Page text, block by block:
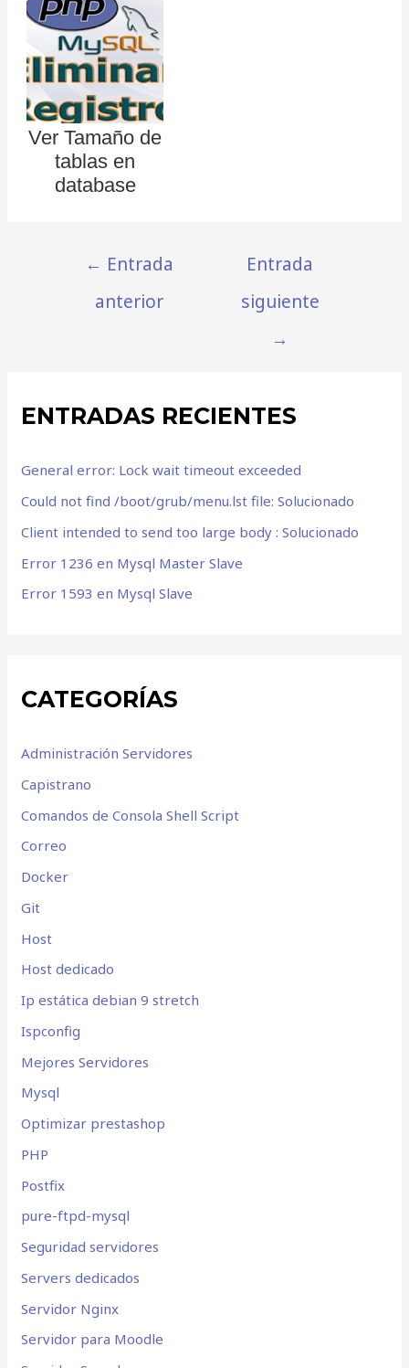
Ver Tamaño de
tablas en
database
todos los
una tabla
← Entrada
anterior
Entrada
siguiente
→
ENTRADAS RECIENTES
General error: Lock wait timeout exceeded
Could not find /boot/grub/menu.lst file: Solucionado
Client intended to send too large body : Solucionado
Error 1236 en Mysql Master Slave
Error 1593 en Mysql Slave
CATEGORÍAS
Administración Servidores
Capistrano
Comandos de Consola Shell Script
Correo
Docker
Git
Host
Host dedicado
Ip estática debian 9 stretch
Ispconfig
Mejores Servidores
Mysql
Optimizar prestashop
PHP
Postfix
pure-ftpd-mysql
Seguridad servidores
Servers dedicados
Servidor Nginx
Servidor para Moodle